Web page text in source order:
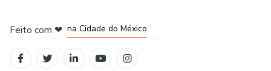
Feito com ❤ na Cidade do México